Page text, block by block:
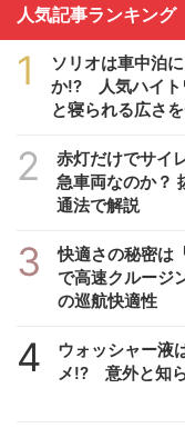
人気記事ランキング
1
ソリオは車中泊
か!? 人気ハイト
と寝られる広さ
2
赤灯だけでサイ
急車両なのか？
通法で解説
3
快適さの秘密
で高速クルージ
の巡航快適性
4
ウォッシャー液
メ!? 意外と知